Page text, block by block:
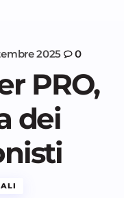
2025 0
PRO,
dei